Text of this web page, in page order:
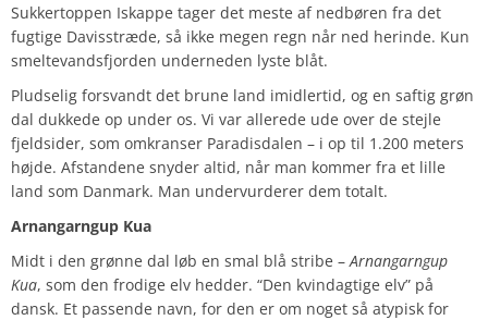
Sukkertoppen Iskappe tager det meste af nedbøren fra det
fugtige Davisstræde, så ikke megen regn når ned herinde. Kun
smeltevandsfjorden underneden lyste blåt.
Pludselig forsvandt det brune land imidlertid, og en saftig grøn
dal dukkede op under os. Vi var allerede ude over de stejle
fjeldsider, som omkranser Paradisdalen – i op til 1.200 meters
højde. Afstandene snyder altid, når man kommer fra et lille
land som Danmark. Man undervurderer dem totalt.
Arnangarngup Kua
Midt i den grønne dal løb en smal blå stribe – Arnangarngup
Kua, som den frodige elv hedder. “Den kvindagtige elv” på
dansk. Et passende navn, for den er om noget så atypisk for